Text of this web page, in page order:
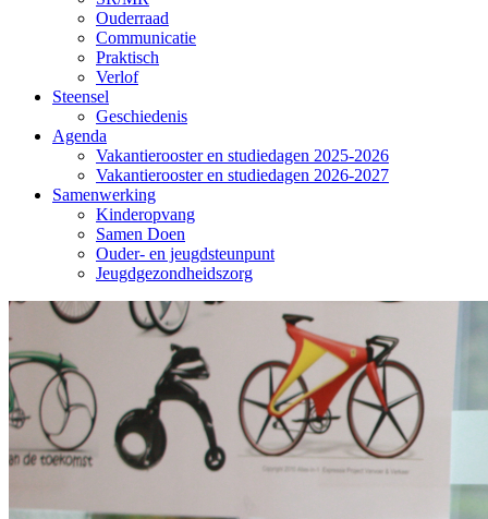
Ouderraad
Communicatie
Praktisch
Verlof
Steensel
Geschiedenis
Agenda
Vakantierooster en studiedagen 2025-2026
Vakantierooster en studiedagen 2026-2027
Samenwerking
Kinderopvang
Samen Doen
Ouder- en jeugdsteunpunt
Jeugdgezondheidszorg